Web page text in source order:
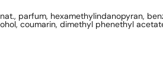
parfum, hexamethylindanopyran,
coumarin, dimethyl phenethyl